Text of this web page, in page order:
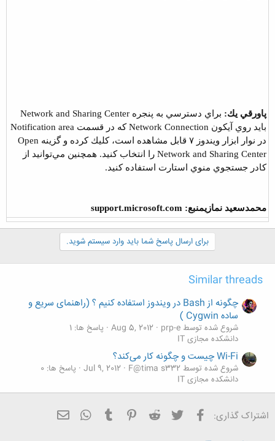
پاورقي يك:
براي دسترسي به پنجره Network and Sharing Center
‌بايد روي آيكون Network Connection كه در قسمت Notification area
در نوار ابزار ويندوز ۷ قابل مشاهده است، كليك كرده و گزينه Open
Network and Sharing Center را انتخاب كنيد. همچنين مي‌توانيد از
كادر جستجوي منوي استارت استفاده كنيد.
محمدسعيد نمازيمنبع: support.microsoft.com
برای ارسال پاسخ شما باید وارد سیستم شوید.
Similar threads
چگونه از Bash در ویندوز استفاده کنیم ؟ (راهنمای سریع و
ساده Cygwin )
شروع شده توسط prp-e Aug 5, 2012 پاسخ ها: 1
دانشکده مجازی IT
Wi-Fi چیست و چگونه کار می‌کند؟
شروع شده توسط F@tima s332 Jul 9, 2012 پاسخ ها: 0
دانشکده مجازی IT
اشتراک گذاری: فیسبوک تویتر Reddit
Pinterest
Tumblr
WhatsApp